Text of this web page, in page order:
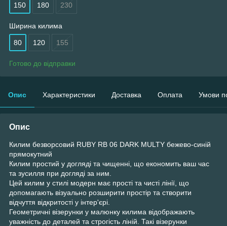
150 180 230
Ширина килима
80 120 155
Готово до відправки
Опис Характеристики Доставка Оплата Умови
Опис
Килим безворсовий RUBY RB 06 DARK MULTY бежево-синій
прямокутний
Килим простий у догляді та чищенні, що економить ваш час
та зусилля при догляді за ним.
Цей килим у стилі модерн має прості та чисті лінії, що
допомагають візуально розширити простір та створити
відчуття відкритості у інтер'єрі.
Геометричні візерунки у малюнку килима відображають
уважність до деталей та строгість ліній. Такі візерунки